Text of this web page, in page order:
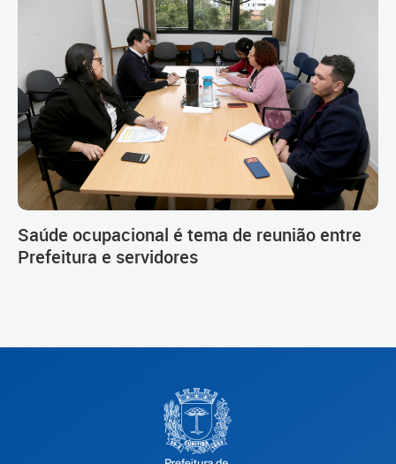
Saúde ocupacional é tema de reunião entre
Prefeitura e servidores